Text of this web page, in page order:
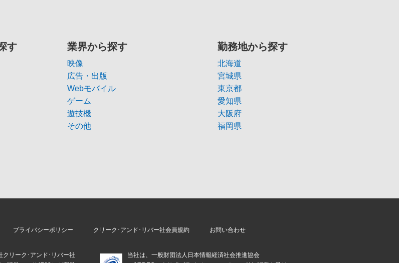
す 業界から探す
映像
広告・出版
Webモバイル
ゲーム
遊技機
その他
勤務地から探す
北海道
宮城県
東京都
愛知県
大阪府
福岡県
プライバシーポリシー クリーク･アンド･リバー社会員規約 お問い合わせ
リーク･アンド･リバー社
当社は、一般財団法人日本情報経済社会推進協会